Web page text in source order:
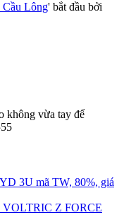
Cầu Lông' bắt đầu bởi
không vừa tay để
3U mã TW, 80%, giá
Z FORCE